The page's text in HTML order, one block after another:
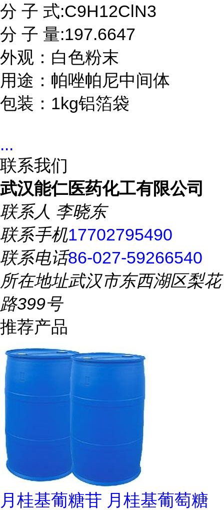
分 子 式:C9H12ClN3
分 子 量:197.6647
外观：白色粉末
用途：帕唑帕尼中间体
包装：1kg铝箔袋
...
联系我们
武汉能仁医药化工有限公司
联系人 李晓东
联系手机17702795490
联系电话86-027-59266540
所在地址武汉市东西湖区梨花
路399号
推荐产品
月桂基葡糖苷 月桂基葡萄糖